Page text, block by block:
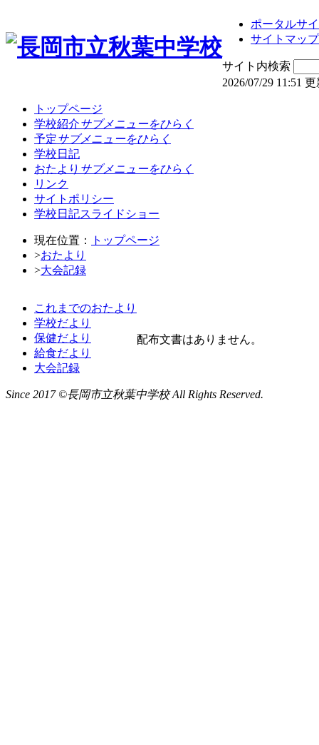
ポータルサ
サイトマップ
サイト内検索
2026/07/29 11:51
トップページ
学校紹介サブメニューをひらく
予定サブメニューをひらく
学校日記
おたより サブメニューをひらく
リンク
サイトポリシー
学校日記スライドショー
現在位置：
トップページ
>おたより
>大会記録
これまでのおたより
学校だより
保健だより
給食だより
大会記録
配布文書はありません。
Since 2017 ©長岡市立秋葉中学校 All Rights Reserved.